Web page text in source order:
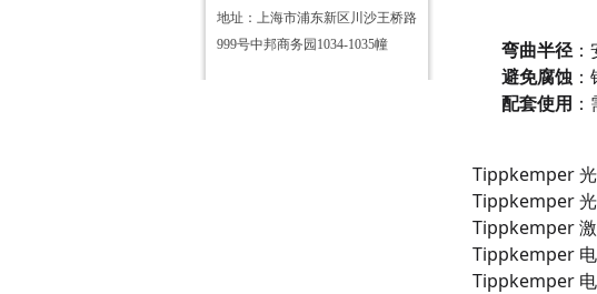
地址：上海市浦东新区川沙王桥路
999号中邦商务园1034-1035幢
弯曲半径：
避免腐蚀
配套使用
Tippkemper
Tippkemper
Tippkemper
Tippkemper
Tippkemper